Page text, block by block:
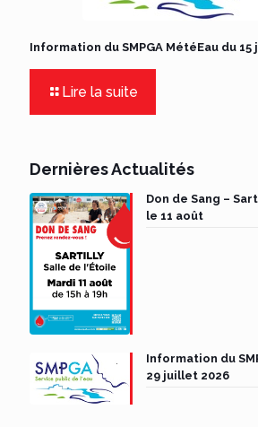
Information du SMPGA MétéEau du
Lire la suite
Dernières Actualités
Don de Sang –
le 11 août
Information du
29 juillet 2026